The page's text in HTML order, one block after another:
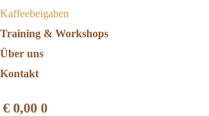
Kaffeebeigaben
Training & Workshops
Über uns
Kontakt
€ 0,00 0